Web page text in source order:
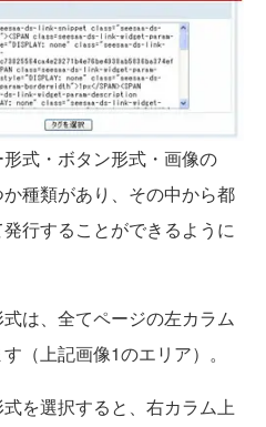
式・ボタン形式・画像の
種類があり、その中から都
行することができるように
は、全てページの左カラム
（上記画像1のエリア）。
を選択すると、右カラム上